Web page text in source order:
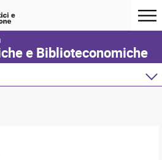
e Biblioteconomiche
Archivistiche e